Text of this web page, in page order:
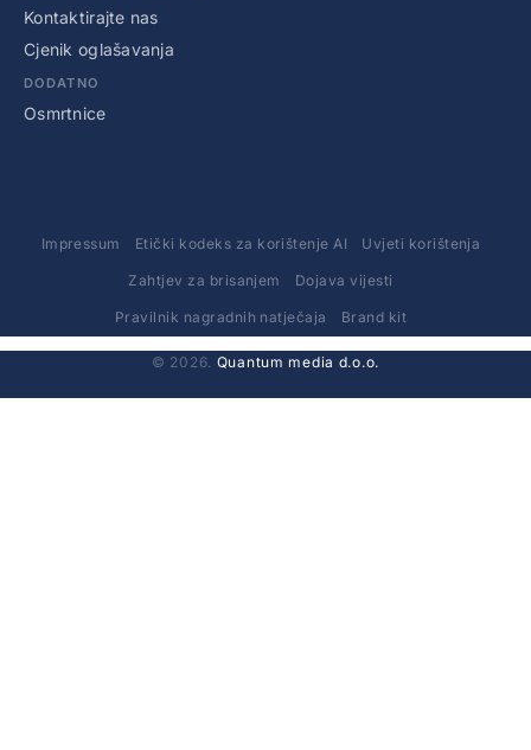
Kontaktirajte nas
Cjenik oglašavanja
DODATNO
Osmrtnice
Impressum Etički kodeks za korištenje AI Uvjeti korištenja
Zahtjev za brisanjem Dojava vijesti
Pravilnik nagradnih natječaja Brand kit
© 2026. Quantum media d.o.o.